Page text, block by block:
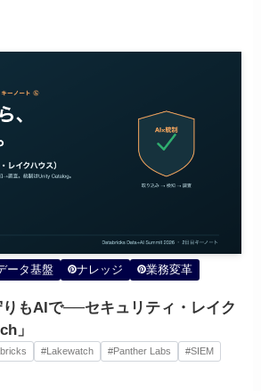
ータ基盤 ナレッジ 業務変革
もAIで──セキュリティ・レイク
」
#Lakewatch #Panther Labs
#SIEM